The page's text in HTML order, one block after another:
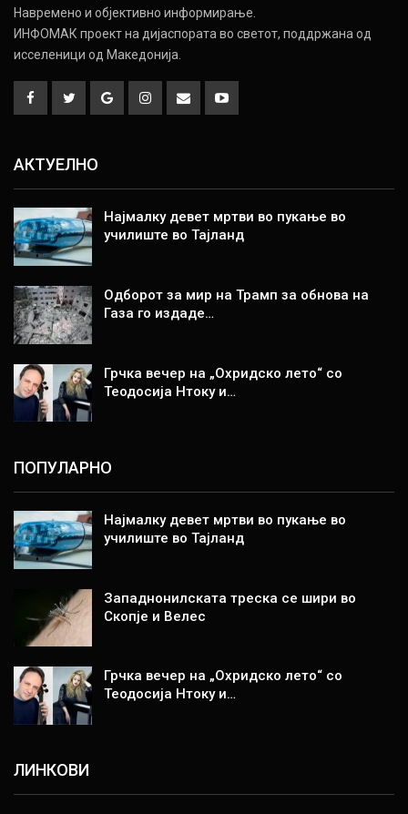
Навремено и објективно информирање.
ИНФОМАК проект на дијаспората во светот, поддржана од
исселеници од Македонија.
АКТУЕЛНО
Најмалку девет мртви во пукање во
училиште во Тајланд
Одборот за мир на Трамп за обнова на
Газа го издаде…
Грчка вечер на „Охридско лето“ со
Теодосија Нтоку и…
ПОПУЛАРНО
Најмалку девет мртви во пукање во
училиште во Тајланд
Западнонилската треска се шири во
Скопје и Велес
Грчка вечер на „Охридско лето“ со
Теодосија Нтоку и…
ЛИНКОВИ